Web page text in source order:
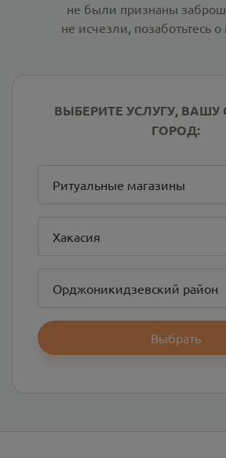
не были признаны
не исчезли, позаботьтесь о
ВЫБЕРИТЕ УСЛУГУ, ВАШУ
ГОРОД:
Ритуальные магазины
Хакасия
Орджоникидзевский район
Выбрать